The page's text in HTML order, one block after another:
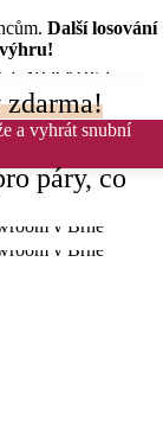
Další losování
Špačková
zdarma!
a vyhrát snubní
páry, co